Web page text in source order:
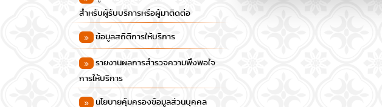
สำหรับผู้รับบริการหรือผู้มาติดต่อ
ข้อมูลสถิติการให้บริการ
รายงานผลการสำรวจความพึงพอใจ
การให้บริการ
นโยบายคุ้มครองข้อมูลส่วนบุคคล